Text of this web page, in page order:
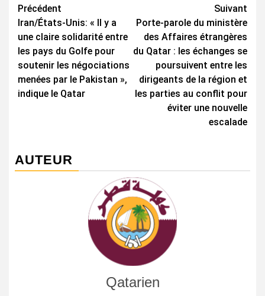
Navigation
d’article
Précédent
Iran/États-Unis: « Il y a
une claire solidarité entre
les pays du Golfe pour
soutenir les négociations
menées par le Pakistan »,
indique le Qatar
Suivant
Porte-parole du ministère
des Affaires étrangères
du Qatar : les échanges se
poursuivent entre les
dirigeants de la région et
les parties au conflit pour
éviter une nouvelle
escalade
AUTEUR
Qatarien